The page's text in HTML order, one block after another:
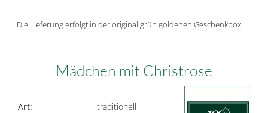
Die Lieferung erfolgt in der original grün goldenen Geschenkbox
Mädchen mit Christrose
Art:
traditionell